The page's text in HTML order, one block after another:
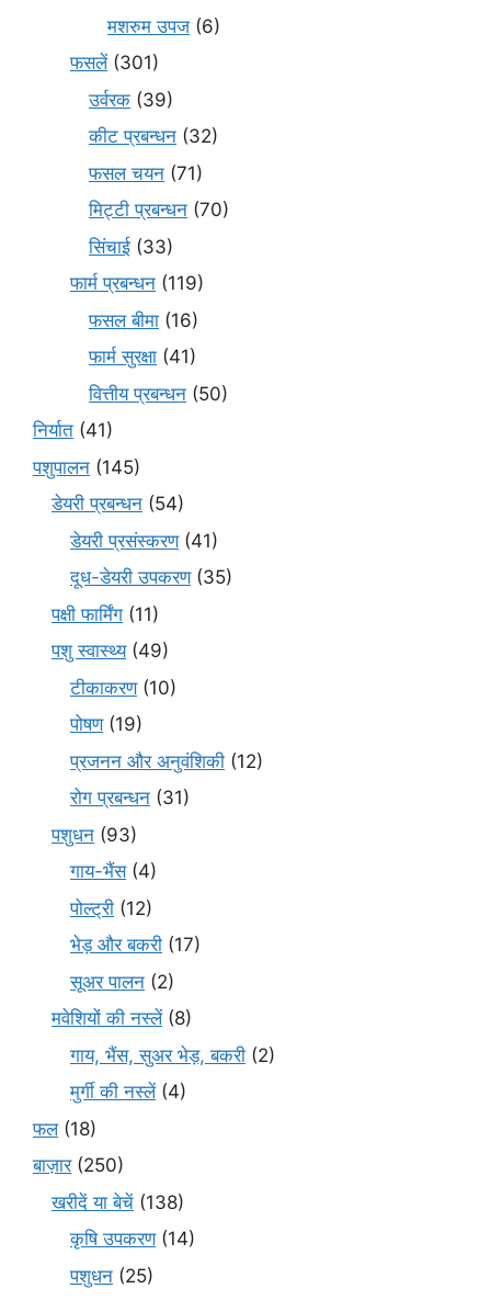
मशरुम उपज (6)
फसलें(301)
उर्वरक (39)
कीट प्रबन्धन (32)
फसल चयन (71)
मि‌ट्टी प्रबन्धन (70)
सिंचाई (33)
फार्म प्रबन्धन (119)
फसल बीमा (16)
फार्म सुरक्षा (41)
वित्तीय प्रबन्धन (50)
निर्यात (41)
पशुपालन (145)
डेयरी प्रबन्धन (54)
डेयरी प्रसंस्करण(41)
दूध-डेयरी उपकरण(35)
पक्षी फार्मिंग (11)
पशु स्वास्थ्य(49)
टीकाकरण(10)
पोषण(19)
प्रजनन और अनुवंशिकी (12)
रोग प्रबन्धन (31)
पशुधन (93)
गाय-भैंस(4)
पोल्ट्री (12)
भेड़ और बकरी (17)
सूअर पालन (2)
मवेशियों की नस्लें(8)
गाय, भैंस, सुअर भेड़, बकरी (2)
मुर्गी की नस्लें(4)
फल(18)
बाज़ार(250)
खरीदें या बेचें (138)
कृषि उपकरण(14)
पशुधन (25)